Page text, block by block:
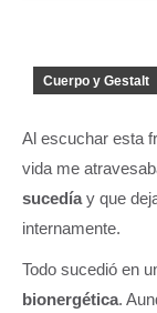
Cuerpo y Gestalt
Al escuchar esta
vida me
sucedíay que
internamente.
Todo sucedió en
bionergética.